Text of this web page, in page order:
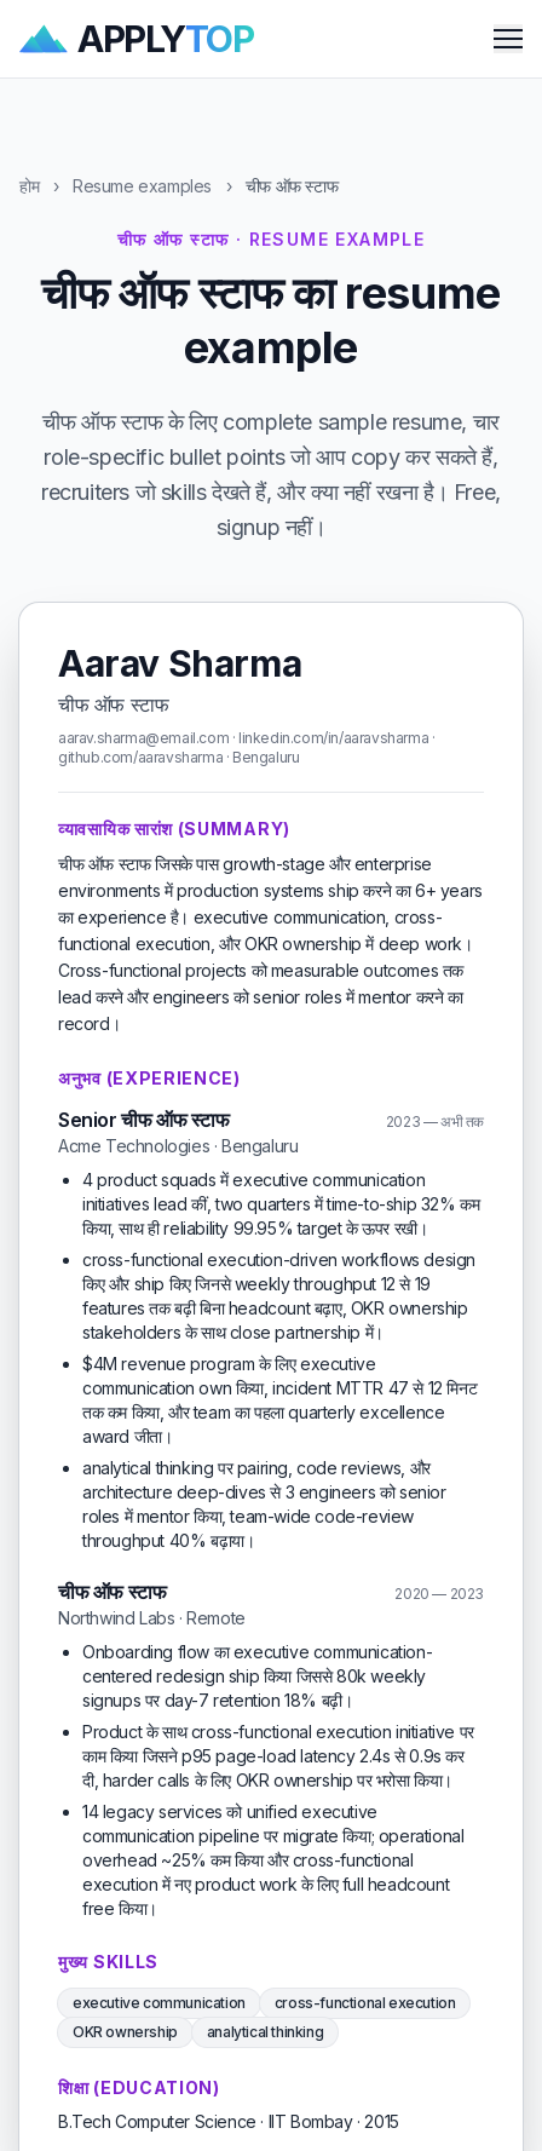
APPLYTOP
होम › Resume examples › चीफ ऑफ स्टाफ
चीफ ऑफ स्टाफ · RESUME EXAMPLE
चीफ ऑफ स्टाफ का resume
example
चीफ ऑफ स्टाफ के लिए complete sample resume, चार
role-specific bullet points जो आप copy कर सकते हैं,
recruiters जो skills देखते हैं, और क्या नहीं रखना है। Free,
signup नहीं।
Aarav Sharma
चीफ ऑफ स्टाफ
aarav.sharma@email.com · linkedin.com/in/aaravsharma ·
github.com/aaravsharma · Bengaluru
व्यावसायिक सारांश (SUMMARY)
चीफ ऑफ स्टाफ जिसके पास growth-stage और enterprise
environments में production systems ship करने का 6+ years
का experience है। executive communication, cross-
functional execution, और OKR ownership में deep work।
Cross-functional projects को measurable outcomes तक
lead करने और engineers को senior roles में mentor करने का
record।
अनुभव (EXPERIENCE)
Senior चीफ ऑफ स्टाफ 2023 — अभी तक
Acme Technologies · Bengaluru
4 product squads में executive communication
initiatives lead कीं, two quarters में time-to-ship 32% कम
किया, साथ ही reliability 99.95% target के ऊपर रखी।
cross-functional execution-driven workflows design
किए और ship किए जिनसे weekly throughput 12 से 19
features तक बढ़ी बिना headcount बढ़ाए, OKR ownership
stakeholders के साथ close partnership में।
$4M revenue program के लिए executive
communication own किया, incident MTTR 47 से 12 मिनट
तक कम किया, और team का पहला quarterly excellence
award जीता।
analytical thinking पर pairing, code reviews, और
architecture deep-dives से 3 engineers को senior
roles में mentor किया, team-wide code-review
throughput 40% बढ़ाया।
चीफ ऑफ स्टाफ 2020 — 2023
Northwind Labs · Remote
Onboarding flow का executive communication-
centered redesign ship किया जिससे 80k weekly
signups पर day-7 retention 18% बढ़ी।
Product के साथ cross-functional execution initiative पर
काम किया जिसने p95 page-load latency 2.4s से 0.9s कर
दी, harder calls के लिए OKR ownership पर भरोसा किया।
14 legacy services को unified executive
communication pipeline पर migrate किया; operational
overhead ~25% कम किया और cross-functional
execution में नए product work के लिए full headcount
free किया।
मुख्य SKILLS
executive communication
cross-functional execution
OKR ownership
analytical thinking
शिक्षा (EDUCATION)
B.Tech Computer Science · IIT Bombay · 2015